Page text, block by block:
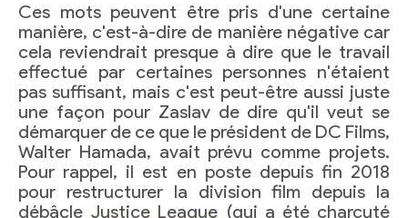
Ces mots peuvent être pris d'une certaine
manière, c'est-à-dire de manière négative car
cela reviendrait presque à dire que le travail
effectué par certaines personnes n'étaient
pas suffisant, mais c'est peut-être aussi juste
une façon pour Zaslav de dire qu'il veut se
démarquer de ce que le président de DC Films,
Walter Hamada, avait prévu comme projets.
Pour rappel, il est en poste depuis fin 2018
pour restructurer la division film depuis la
débâcle Justice League (qui a été charcuté